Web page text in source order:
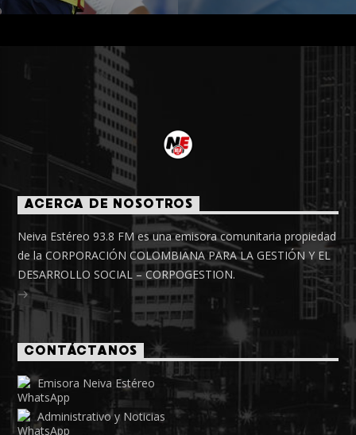
ACERCA DE NOSOTROS
Neiva Estéreo 93.8 FM es una emisora comunitaria propiedad
de la CORPORACIÓN COLOMBIANA PARA LA GESTIÓN Y EL
DESARROLLO SOCIAL – CORPOGESTION.
CONTÁCTANOS
Emisora Neiva Estéreo
Administrativo y Noticias